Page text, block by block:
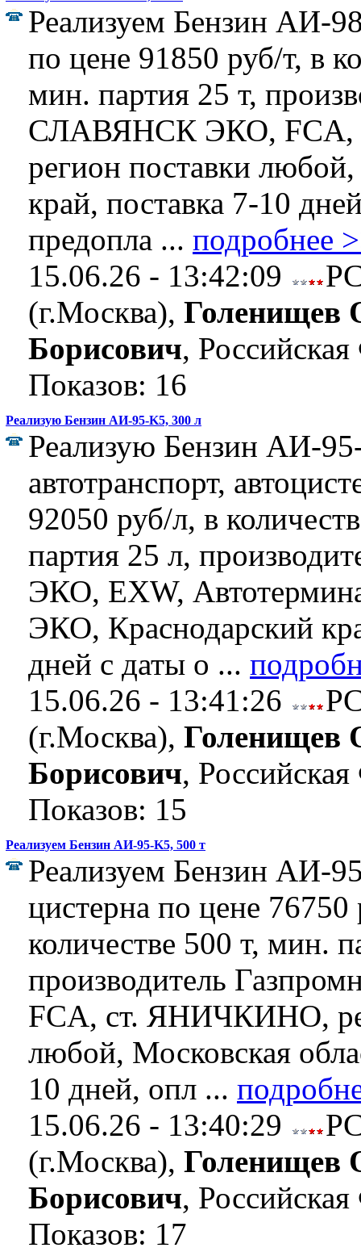
Реализуем Бензин АИ-
по цене 91850 руб/т, в
мин. партия 25 т,
СЛАВЯНСК ЭКО, FCA,
регион поставки
край, поставка 7-10
предопла ... подробнее
15.06.26 - 13:42:09
(г.Москва), Голенищев
Борисович,
Показов: 16
Реализую Бензин АИ-95-K5, 300 л
Реализую Бензин АИ-
автотранспорт,
92050 руб/л, в
партия 25 л,
ЭКО, EXW,
ЭКО, Краснодарский
дней с даты о ...
15.06.26 - 13:41:26
(г.Москва), Голенищев
Борисович,
Показов: 15
Реализуем Бензин АИ-95-K5, 500 т
Реализуем Бензин АИ-
цистерна по цене 76750
количестве 500 т, мин.
производитель
FCA, ст. ЯНИЧКИНО,
любой, Московская
10 дней, опл ...
15.06.26 - 13:40:29
(г.Москва), Голенищев
Борисович,
Показов: 17